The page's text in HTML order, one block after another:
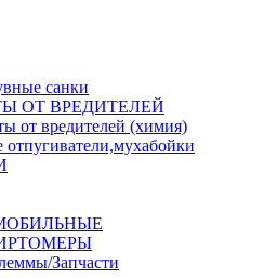
санки
ОТ ВРЕДИТЕЛЕЙ
от вредителей (химия)
отпугиватели,мухабойки
Запчасти